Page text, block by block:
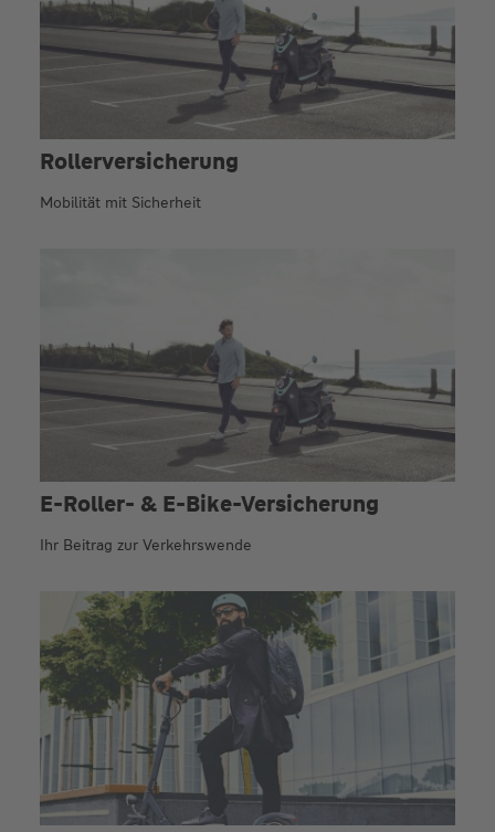
Roller­versicherung
Mobilität mit Sicherheit
E-Roller- & E-Bike-Versicherung
Ihr Beitrag zur Verkehrswende